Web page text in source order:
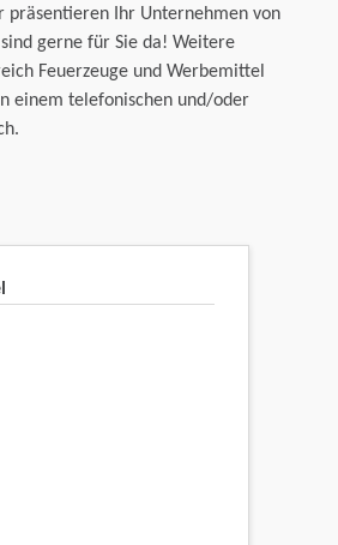
präsentieren Ihr Unternehmen von
gerne für Sie da! Weitere
Feuerzeuge und Werbemittel
einem telefonischen und/oder